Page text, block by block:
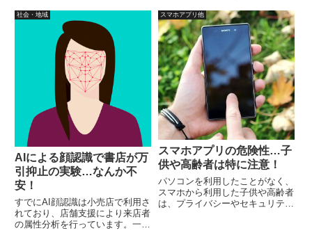
で変わる利用規約もあります。
イバシーに関する情報を、アプリ
が無断で収集。ネットサービスの
解約や退会で、ネット上ではスム
ーズに進めない仕組みに翻弄され
る。
社会・地域
AIによる顔認識で書店が万
引抑止の実験…なんか不
安！
すでにAI顔認識は小売店で利用さ
れており、店舗支援により来店者
の属性分析を行っています。一
スマホアプリ他
スマホアプリの危険性…子
供や高齢者は特に注意！
パソコンを利用したことがなく、
スマホから利用した子供や高齢者
は、プライバシーやセキュリティ